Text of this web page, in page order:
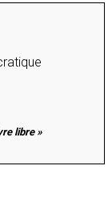
libre »